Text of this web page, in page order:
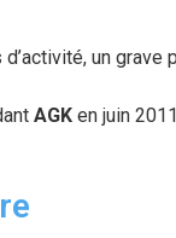
un grave
AGK en juin